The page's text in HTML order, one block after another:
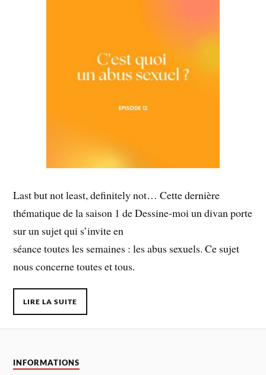
Last but not least, definitely not… Cette dernière
thématique de la saison 1 de Dessine-moi un divan porte
sur un sujet qui s’invite en
séance toutes les semaines : les abus sexuels. Ce sujet
nous concerne toutes et tous.
LIRE LA SUITE
INFORMATIONS